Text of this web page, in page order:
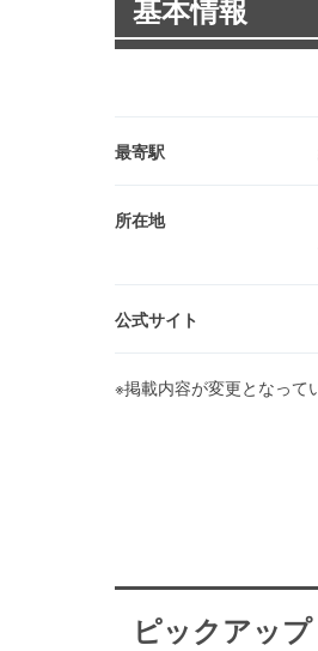
基本情報
最寄駅
所在地
公式サイト
※掲載内容が変更となって
ピックアップ